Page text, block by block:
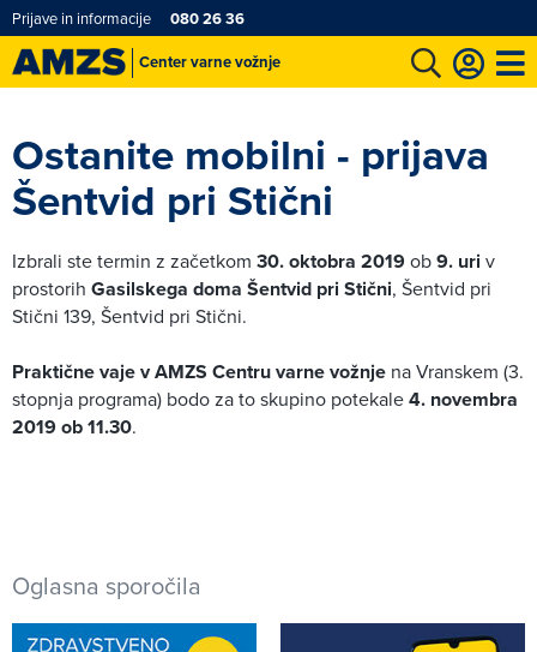
Center varne vožnje
Prijave in informacije 080 26 36
Ostanite mobilni - prijava
Šentvid pri Stični
Izbrali ste termin z začetkom 30. oktobra 2019ob9. uri v
prostorih Gasilskega doma Šentvid pri Stični, Šentvid pri
Stični 139, Šentvid pri Stični.
Praktične vaje v AMZS Centru varne vožnje na Vranskem (3.
stopnja programa) bodo za to skupino potekale4. novembra
2019 ob 11.30.
Oglasna sporočila